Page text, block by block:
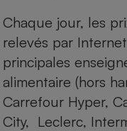
Chaque jour, les
relevés par
principales
alimentaire (hors
Carrefour Hyper,
City, Leclerc,